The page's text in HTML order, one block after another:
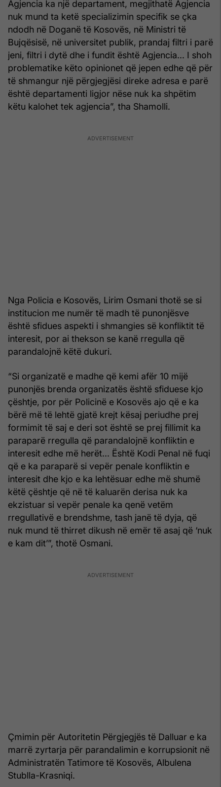
Agjencia ka një departament, megjithatë Agjencia
nuk mund ta ketë specializimin specifik se çka
ndodh në Doganë të Kosovës, në Ministri të
Bujqësisë, në universitet publik, prandaj filtri i parë
jeni, filtri i dytë dhe i fundit është Agjencia... I shoh
problematike këto opinionet që jepen edhe që për
të shmangur një përgjegjësi direke adresa e parë
është departamenti ligjor nëse nuk ka shpëtim
këtu kalohet tek agjencia”, tha Shamolli.
Nga Policia e Kosovës, Lirim Osmani thotë se si
institucion me numër të madh të punonjësve
është sfidues aspekti i shmangies së konfliktit të
interesit, por ai thekson se kanë rregulla që
parandalojnë këtë dukuri.
“Si organizatë e madhe që kemi afër 10 mijë
punonjës brenda organizatës është sfiduese kjo
çështje, por për Policinë e Kosovës ajo që e ka
bërë më të lehtë gjatë krejt kësaj periudhe prej
formimit të saj e deri sot është se prej fillimit ka
paraparë rregulla që parandalojnë konfliktin e
interesit edhe më herët... Është Kodi Penal në fuqi
që e ka paraparë si vepër penale konfliktin e
interesit dhe kjo e ka lehtësuar edhe më shumë
këtë çështje që në të kaluarën derisa nuk ka
ekzistuar si vepër penale ka qenë vetëm
rregullativë e brendshme, tash janë të dyja, që
nuk mund të thirret dikush në emër të asaj që ‘nuk
e kam dit’”, thotë Osmani.
Çmimin për Autoritetin Përgjegjës të Dalluar e ka
marrë zyrtarja për parandalimin e korrupsionit në
Administratën Tatimore të Kosovës, Albulena
Stublla-Krasniqi.